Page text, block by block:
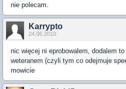
nie polecam.
Karrypto
24.06.2010
nic więcej ni eprobowalem, dodalem
weteranem (czyli tym co odejmuje
mowicie